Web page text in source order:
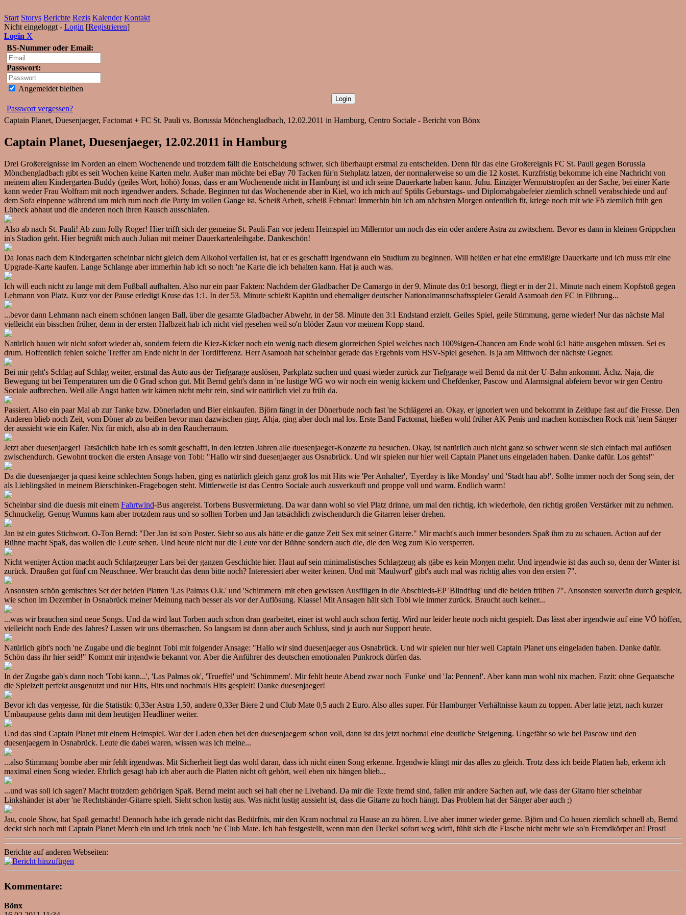
Start Storys Berichte Rezis Kalender Kontakt
Nicht eingeloggt - Login [Registrieren]
Login X
BS-Nummer oder Email:
Passwort:
Angemeldet bleiben
Passwort vergessen?
Captain Planet, Duesenjaeger, Factomat + FC St. Pauli vs. Borussia Mönchengladbach, 12.02.2011 in Hamburg, Centro Sociale - Bericht von Bönx
Captain Planet, Duesenjaeger, 12.02.2011 in Hamburg
Drei Großereignisse im Norden an einem Wochenende und trotzdem fällt die Entscheidung schwer, sich überhaupt erstmal zu entscheiden. Denn für das eine Großereignis FC St. Pauli gegen Borussia
Mönchengladbach gibt es seit Wochen keine Karten mehr. Außer man möchte bei eBay 70 Tacken für'n Stehplatz latzen, der normalerweise so um die 12 kostet. Kurzfristig bekomme ich eine Nachricht von
meinem alten Kindergarten-Buddy (geiles Wort, höhö) Jonas, dass er am Wochenende nicht in Hamburg ist und ich seine Dauerkarte haben kann. Juhu. Einziger Wermutstropfen an der Sache, bei einer Karte
kann weder Frau Wolfram mit noch irgendwer anders. Schade. Beginnen tut das Wochenende aber in Kiel, wo ich mich auf Spülis Geburstags- und Diplomabgabefeier ziemlich schnell verabschiede und auf
dem Sofa einpenne während um mich rum noch die Party im vollen Gange ist. Scheiß Arbeit, scheiß Februar! Immerhin bin ich am nächsten Morgen ordentlich fit, kriege noch mit wie Fö ziemlich früh gen
Lübeck abhaut und die anderen noch ihren Rausch ausschlafen.
Also ab nach St. Pauli! Ab zum Jolly Roger! Hier trifft sich der gemeine St. Pauli-Fan vor jedem Heimspiel im Millerntor um noch das ein oder andere Astra zu zwitschern. Bevor es dann in kleinen Grüppchen
in's Stadion geht. Hier begrüßt mich auch Julian mit meiner Dauerkartenleihgabe. Dankeschön!
Da Jonas nach dem Kindergarten scheinbar nicht gleich dem Alkohol verfallen ist, hat er es geschafft irgendwann ein Studium zu beginnen. Will heißen er hat eine ermäßigte Dauerkarte und ich muss mir eine
Upgrade-Karte kaufen. Lange Schlange aber immerhin hab ich so noch 'ne Karte die ich behalten kann. Hat ja auch was.
Ich will euch nicht zu lange mit dem Fußball aufhalten. Also nur ein paar Fakten: Nachdem der Gladbacher De Camargo in der 9. Minute das 0:1 besorgt, fliegt er in der 21. Minute nach einem Kopfstoß gegen
Lehmann von Platz. Kurz vor der Pause erledigt Kruse das 1:1. In der 53. Minute schießt Kapitän und ehemaliger deutscher Nationalmannschaftsspieler Gerald Asamoah den FC in Führung...
...bevor dann Lehmann nach einem schönen langen Ball, über die gesamte Gladbacher Abwehr, in der 58. Minute den 3:1 Endstand erzielt. Geiles Spiel, geile Stimmung, gerne wieder! Nur das nächste Mal
vielleicht ein bisschen früher, denn in der ersten Halbzeit hab ich nicht viel gesehen weil so'n blöder Zaun vor meinem Kopp stand.
Natürlich hauen wir nicht sofort wieder ab, sondern feiern die Kiez-Kicker noch ein wenig nach diesem glorreichen Spiel welches nach 100%igen-Chancen am Ende wohl 6:1 hätte ausgehen müssen. Sei es
drum. Hoffentlich fehlen solche Treffer am Ende nicht in der Tordifferenz. Herr Asamoah hat scheinbar gerade das Ergebnis vom HSV-Spiel gesehen. Is ja am Mittwoch der nächste Gegner.
Bei mir geht's Schlag auf Schlag weiter, erstmal das Auto aus der Tiefgarage auslösen, Parkplatz suchen und quasi wieder zurück zur Tiefgarage weil Bernd da mit der U-Bahn ankommt. Ächz. Naja, die
Bewegung tut bei Temperaturen um die 0 Grad schon gut. Mit Bernd geht's dann in 'ne lustige WG wo wir noch ein wenig kickern und Chefdenker, Pascow und Alarmsignal abfeiern bevor wir gen Centro
Sociale aufbrechen. Weil alle Angst hatten wir kämen nicht mehr rein, sind wir natürlich viel zu früh da.
Passiert. Also ein paar Mal ab zur Tanke bzw. Dönerladen und Bier einkaufen. Björn fängt in der Dönerbude noch fast 'ne Schlägerei an. Okay, er ignoriert wen und bekommt in Zeitlupe fast auf die Fresse. Den
Anderen blieb noch Zeit, vom Döner ab zu beißen bevor man dazwischen ging. Ahja, ging aber doch mal los. Erste Band Factomat, hießen wohl früher AK Penis und machen komischen Rock mit 'nem Sänger
der aussieht wie ein Käfer. Nix für mich, also ab in den Raucherraum.
Jetzt aber duesenjaeger! Tatsächlich habe ich es somit geschafft, in den letzten Jahren alle duesenjaeger-Konzerte zu besuchen. Okay, ist natürlich auch nicht ganz so schwer wenn sie sich einfach mal auflösen
zwischendurch. Gewohnt trocken die ersten Ansage von Tobi: "Hallo wir sind duesenjaeger aus Osnabrück. Und wir spielen nur hier weil Captain Planet uns eingeladen haben. Danke dafür. Los gehts!"
Da die duesenjaeger ja quasi keine schlechten Songs haben, ging es natürlich gleich ganz groß los mit Hits wie 'Per Anhalter', 'Eyerday is like Monday' und 'Stadt hau ab!'. Sollte immer noch der Song sein, der
als Lieblingslied in meinem Bierschinken-Fragebogen steht. Mittlerweile ist das Centro Sociale auch ausverkauft und proppe voll und warm. Endlich warm!
Scheinbar sind die duesis mit einem Fahrtwind-Bus angereist. Torbens Busvermietung. Da war dann wohl so viel Platz drinne, um mal den richtig, ich wiederhole, den richtig großen Verstärker mit zu nehmen.
Schnuckelig. Genug Wumms kam aber trotzdem raus und so sollten Torben und Jan tatsächlich zwischendurch die Gitarren leiser drehen.
Jan ist ein gutes Stichwort. O-Ton Bernd: "Der Jan ist so'n Poster. Sieht so aus als hätte er die ganze Zeit Sex mit seiner Gitarre." Mir macht's auch immer besonders Spaß ihm zu zu schauen. Action auf der
Bühne macht Spaß, das wollen die Leute sehen. Und heute nicht nur die Leute vor der Bühne sondern auch die, die den Weg zum Klo versperren.
Nicht weniger Action macht auch Schlagzeuger Lars bei der ganzen Geschichte hier. Haut auf sein minimalistisches Schlagzeug als gäbe es kein Morgen mehr. Und irgendwie ist das auch so, denn der Winter ist
zurück. Draußen gut fünf cm Neuschnee. Wer braucht das denn bitte noch? Interessiert aber weiter keinen. Und mit 'Maulwurf' gibt's auch mal was richtig altes von den ersten 7".
Ansonsten schön gemischtes Set der beiden Platten 'Las Palmas O.k.' und 'Schimmern' mit eben gewissen Ausflügen in die Abschieds-EP 'Blindflug' und die beiden frühen 7". Ansonsten souverän durch gespielt,
wie schon im Dezember in Osnabrück meiner Meinung nach besser als vor der Auflösung. Klasse! Mit Ansagen hält sich Tobi wie immer zurück. Braucht auch keiner...
...was wir brauchen sind neue Songs. Und da wird laut Torben auch schon dran gearbeitet, einer ist wohl auch schon fertig. Wird nur leider heute noch nicht gespielt. Das lässt aber irgendwie auf eine VÖ höffen,
vielleicht noch Ende des Jahres? Lassen wir uns überraschen. So langsam ist dann aber auch Schluss, sind ja auch nur Support heute.
Natürlich gibt's noch 'ne Zugabe und die beginnt Tobi mit folgender Ansage: "Hallo wir sind duesenjaeger aus Osnabrück. Und wir spielen nur hier weil Captain Planet uns eingeladen haben. Danke dafür.
Schön dass ihr hier seid!" Kommt mir irgendwie bekannt vor. Aber die Anführer des deutschen emotionalen Punkrock dürfen das.
In der Zugabe gab's dann noch 'Tobi kann...', 'Las Palmas ok', 'Trueffel' und 'Schimmern'. Mir fehlt heute Abend zwar noch 'Funke' und 'Ja: Pennen!'. Aber kann man wohl nix machen. Fazit: ohne Gequatsche
die Spielzeit perfekt ausgenutzt und nur Hits, Hits und nochmals Hits gespielt! Danke duesenjaeger!
Bevor ich das vergesse, für die Statistik: 0,33er Astra 1,50, andere 0,33er Biere 2 und Club Mate 0,5 auch 2 Euro. Also alles super. Für Hamburger Verhältnisse kaum zu toppen. Aber latte jetzt, nach kurzer
Umbaupause gehts dann mit dem heutigen Headliner weiter.
Und das sind Captain Planet mit einem Heimspiel. War der Laden eben bei den duesenjaegern schon voll, dann ist das jetzt nochmal eine deutliche Steigerung. Ungefähr so wie bei Pascow und den
duesenjaegern in Osnabrück. Leute die dabei waren, wissen was ich meine...
...also Stimmung bombe aber mir fehlt irgendwas. Mit Sicherheit liegt das wohl daran, dass ich nicht einen Song erkenne. Irgendwie klingt mir das alles zu gleich. Trotz dass ich beide Platten hab, erkenn ich
maximal einen Song wieder. Ehrlich gesagt hab ich aber auch die Platten nicht oft gehört, weil eben nix hängen blieb...
...und was soll ich sagen? Macht trotzdem gehörigen Spaß. Bernd meint auch sei halt eher ne Liveband. Da mir die Texte fremd sind, fallen mir andere Sachen auf, wie dass der Gitarro hier scheinbar
Linkshänder ist aber 'ne Rechtshänder-Gitarre spielt. Sieht schon lustig aus. Was nicht lustig aussieht ist, dass die Gitarre zu hoch hängt. Das Problem hat der Sänger aber auch ;)
Jau, coole Show, hat Spaß gemacht! Dennoch habe ich gerade nicht das Bedürfnis, mir den Kram nochmal zu Hause an zu hören. Live aber immer wieder gerne. Björn und Co hauen ziemlich schnell ab, Bernd
deckt sich noch mit Captain Planet Merch ein und ich trink noch 'ne Club Mate. Ich hab festgestellt, wenn man den Deckel sofort weg wirft, fühlt sich die Flasche nicht mehr wie so'n Fremdkörper an! Prost!
Berichte auf anderen Webseiten:
Kommentare:
Bönx